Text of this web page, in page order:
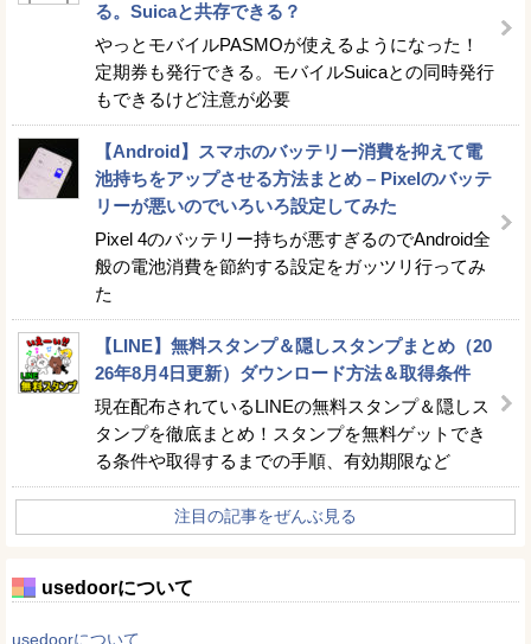
る。Suicaと共存できる？
やっとモバイルPASMOが使えるようになった！
定期券も発行できる。モバイルSuicaとの同時発行
もできるけど注意が必要
【Android】スマホのバッテリー消費を抑えて電
池持ちをアップさせる方法まとめ – Pixelのバッテ
リーが悪いのでいろいろ設定してみた
Pixel 4のバッテリー持ちが悪すぎるのでAndroid全
般の電池消費を節約する設定をガッツリ行ってみ
た
【LINE】無料スタンプ＆隠しスタンプまとめ（20
26年8月4日更新）ダウンロード方法＆取得条件
現在配布されているLINEの無料スタンプ＆隠しス
タンプを徹底まとめ！スタンプを無料ゲットでき
る条件や取得するまでの手順、有効期限など
注目の記事をぜんぶ見る
usedoorについて
usedoorについて